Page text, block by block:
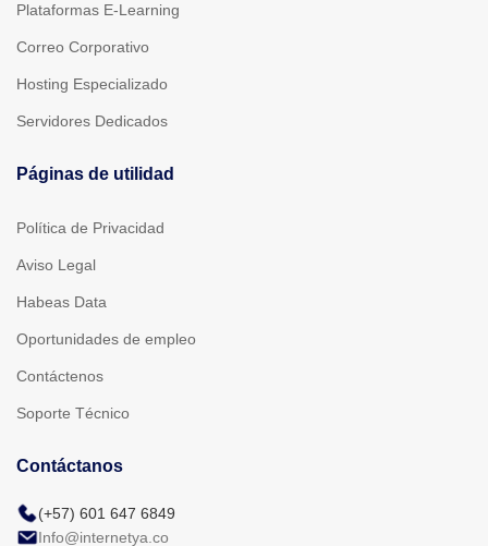
Plataformas E-Learning
Correo Corporativo
Hosting Especializado
Servidores Dedicados
Páginas de utilidad
Política de Privacidad
Aviso Legal
Habeas Data
Oportunidades de empleo
Contáctenos
Soporte Técnico
Contáctanos
(+57) 601 647 6849
Info@internetya.co